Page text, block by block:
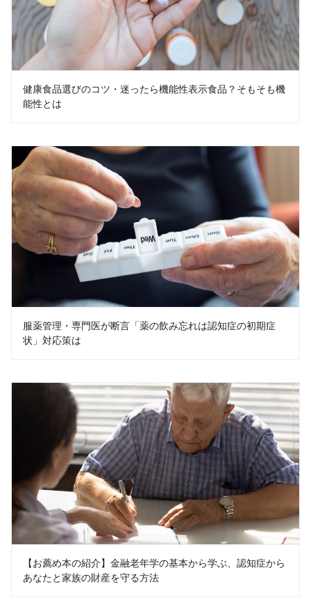
健康食品選びのコツ・迷ったら機能性表示食品？そもそも機
能性とは
服薬管理・専門医が断言「薬の飲み忘れは認知症の初期症
状」対応策は
【お薦め本の紹介】金融老年学の基本から学ぶ、認知症から
あなたと家族の財産を守る方法